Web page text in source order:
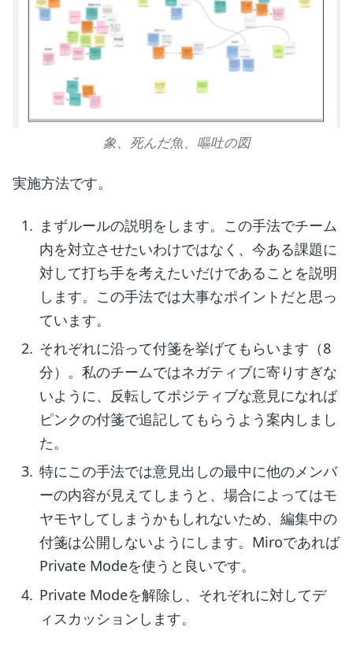
象、死んだ魚、嘔吐の図
実施方法です。
まずルールの説明をします。この手法でチーム
内を対立させたいわけではなく、今ある課題に
対して打ち手を考えたいだけであることを説明
します。この手法では大事なポイントだと思っ
ています。
それぞれに沿って付箋を挙げてもらいます（8
分）。私のチームではネガティブに寄りすぎな
いように、反転してポジティブな意見になれば
ピンクの付箋で追記してもらうよう案内しまし
た。
特にこの手法では意見出しの最中に他のメンバ
ーの内容が見えてしまうと、場合によってはモ
ヤモヤしてしまうかもしれないため、編集中の
付箋は公開しないようにします。Miroであれば
Private Modeを使うと良いです。
Private Modeを解除し、それぞれに対してデ
ィスカッションします。